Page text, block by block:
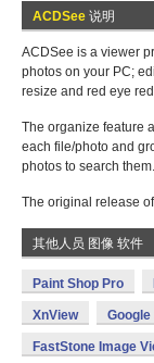
ACDSee 说明
ACDSee is a viewer
photos on your PC;
resize and red eye
The organize feature
each file/photo and
photos to search them.
The original release
其他人员 图像 软件
Paint Shop Pro
XnView
FastStone Image